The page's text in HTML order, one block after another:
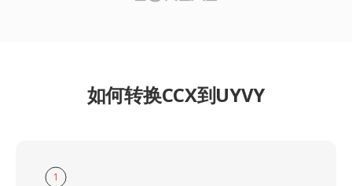
如何转换CCX到UYVY
1